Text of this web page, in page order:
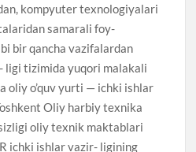
kompyuter texnologiyalari
samarali foy-
bir qancha vazifalardan
ligi tizimida yuqori malakali
oliy o’quv yurti — ichki ishlar
Oliy harbiy texnika
oliy texnik maktablari
ichki ishlar vazir- ligining